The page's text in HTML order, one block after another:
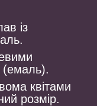
із
(емаль).
квітами
розмір.